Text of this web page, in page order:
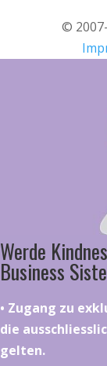
©
Werde
Business
•⁠ ⁠⁠Zugang zu
die
gelten.